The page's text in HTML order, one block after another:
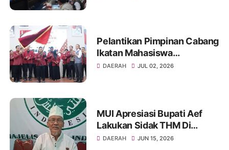
Pelantikan Pimpinan Cabang
Ikatan Mahasiswa
Muhammadiyah Kota
DAERAH JUL 02, 2026
MUI Apresiasi Bupati Aef
Lakukan Sidak THM Di
Karawang.
DAERAH JUN 15, 2026